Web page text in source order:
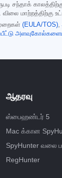
காலத்திற்கு
மாற்றத்திற்கு
(EULA/TOS)
ஆதரவு
ஸ்பைஹண்டர் 5
Mac க்கான
SpyHunter வலை
RegHunter